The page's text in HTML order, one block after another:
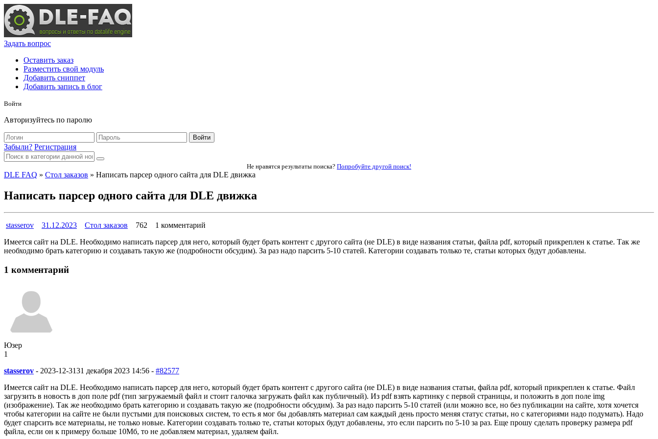
Задать вопрос
Оставить заказ
Разместить свой модуль
Добавить сниппет
Добавить запись в блог
Войти
Авторизуйтесь по паролю
Войти
Забыли? Регистрация
Не нравятся результаты поиска? Попробуйте другой поиск!
DLE FAQ » Стол заказов » Написать парсер одного сайта для DLE движка
Написать парсер одного сайта для DLE движка
stasserov 31.12.2023 Стол заказов 762
1 комментарий
Имеется сайт на DLE. Необходимо написать парсер для него, который будет брать контент с другого сайта (не DLE) в виде названия статьи, файла pdf, который прикреплен к статье. Так же
необходимо брать категорию и создавать такую же (подробности обсудим). За раз надо парсить 5-10 статей. Категории создавать только те, статьи которых будут добавлены.
1 комментарий
Юзер
1
stasserov - 2023-12-3131 декабря 2023 14:56 - #82577
Имеется сайт на DLE. Необходимо написать парсер для него, который будет брать контент с другого сайта (не DLE) в виде названия статьи, файла pdf, который прикреплен к статье. Файл
загрузить в новость в доп поле pdf (тип загружаемый файл и стоит галочка загружать файл как публичный). Из pdf взять картинку с первой страницы, и положить в доп поле img
(изображение). Так же необходимо брать категорию и создавать такую же (подробности обсудим). За раз надо парсить 5-10 статей (или можно все, но без публикации на сайте, хотя хочется
чтобы категории на сайте не были пустыми для поисковых систем, то есть я мог бы добавлять материал сам каждый день просто меняя статус статьи, но с категориями надо подумать). Надо
будет спарсить все материалы, не только новые. Категории создавать только те, статьи которых будут добавлены, это если парсить по 5-10 за раз. Еще прошу сделать проверку размера pdf
файла, если он к примеру больше 10Мб, то не добавляем материал, удаляем файл.